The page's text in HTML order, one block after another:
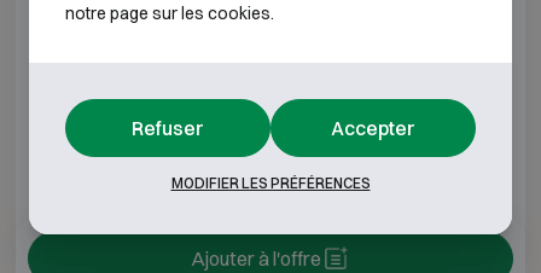
DRS GLOBAL 4
*Profondeur extérieure hors charnières, poignée ou
Ajouter à l'offre
notre page sur les cookies.
Refuser Accepter
MODIFIER LES PRÉFÉRENCES